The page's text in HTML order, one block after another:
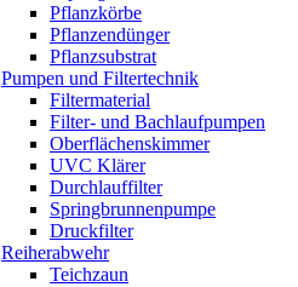
Pflanzkörbe
Pflanzendünger
Pflanzsubstrat
Pumpen und Filtertechnik
Filtermaterial
Filter- und Bachlaufpumpen
Oberflächenskimmer
UVC Klärer
Durchlauffilter
Springbrunnenpumpe
Druckfilter
Reiherabwehr
Teichzaun